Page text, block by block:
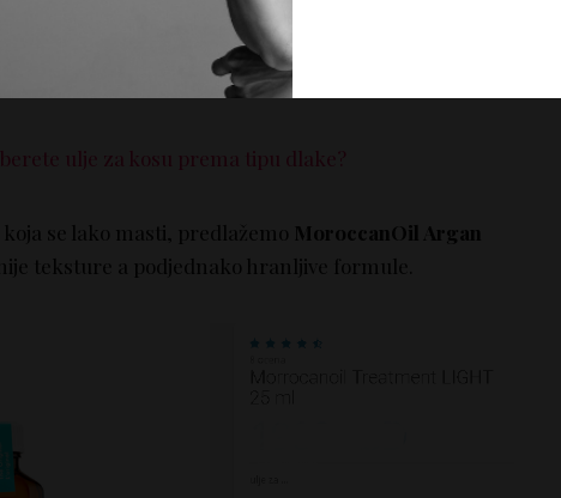
– nanesite jednu do dve pumpice ulja na suvu kosu,
i baby hair! Isto učinite i ako nosite zalizan rep ili
ulje za kosu prema tipu dlake?
se lako masti, predlažemo MoroccanOil Argan
teksture a podjednako hranljive formule.